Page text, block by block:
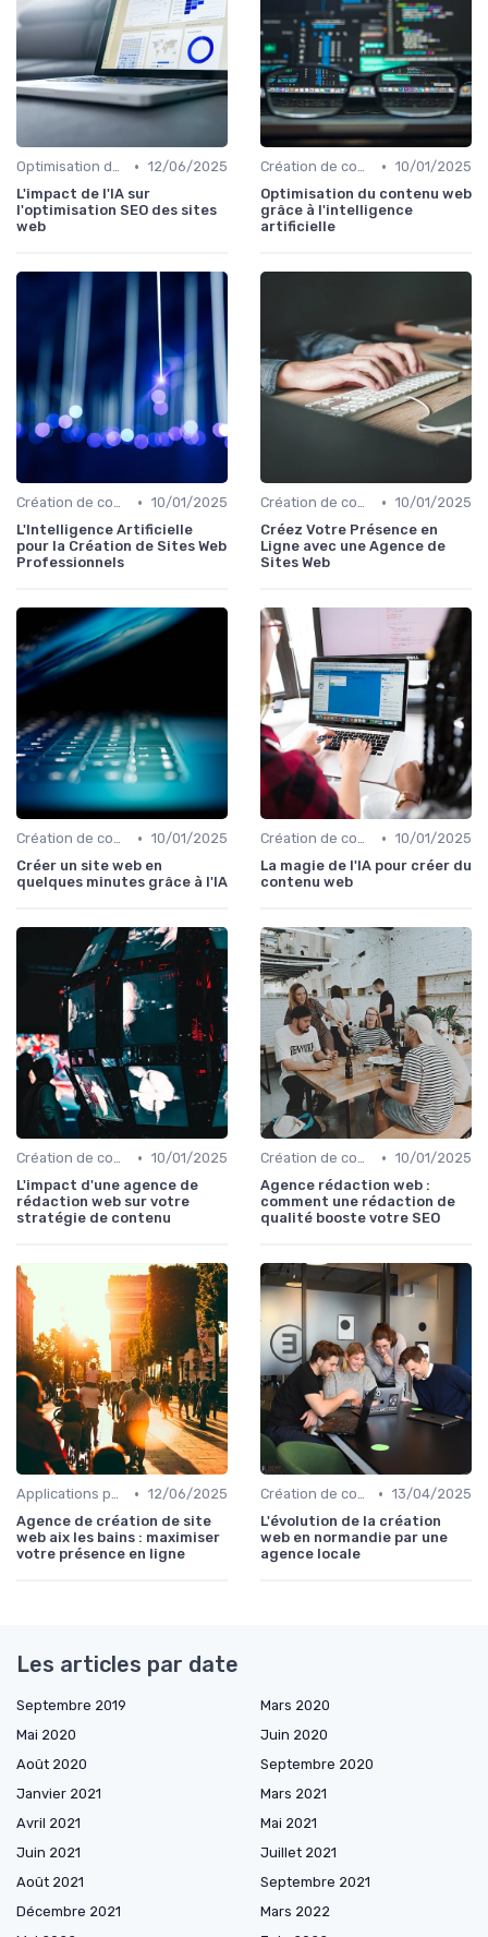
Optimisation des tâches personnelles • 12/06/2025
L'impact de l'IA sur
l'optimisation SEO des sites
web
Création de contenu assistée par IA • 10/01/2025
Optimisation du contenu web
grâce à l'intelligence
artificielle
Création de contenu assistée par IA • 10/01/2025
L'Intelligence Artificielle
pour la Création de Sites Web
Professionnels
Création de contenu assistée par IA • 10/01/2025
Créez Votre Présence en
Ligne avec une Agence de
Sites Web
Création de contenu assistée par IA • 10/01/2025
Créer un site web en
quelques minutes grâce à l'IA
Création de contenu assistée par IA • 10/01/2025
La magie de l'IA pour créer du
contenu web
Création de contenu assistée par IA • 10/01/2025
L'impact d'une agence de
rédaction web sur votre
stratégie de contenu
Création de contenu assistée par IA • 10/01/2025
Agence rédaction web :
comment une rédaction de
qualité booste votre SEO
Applications pour la maison connectée • 12/06/2025
Agence de création de site
web aix les bains : maximiser
votre présence en ligne
Création de contenu assistée par IA • 13/04/2025
L'évolution de la création
web en normandie par une
agence locale
Les articles par date
Septembre 2019
Mars 2020
Mai 2020
Juin 2020
Août 2020
Septembre 2020
Janvier 2021
Mars 2021
Avril 2021
Mai 2021
Juin 2021
Juillet 2021
Août 2021
Septembre 2021
Décembre 2021
Mars 2022